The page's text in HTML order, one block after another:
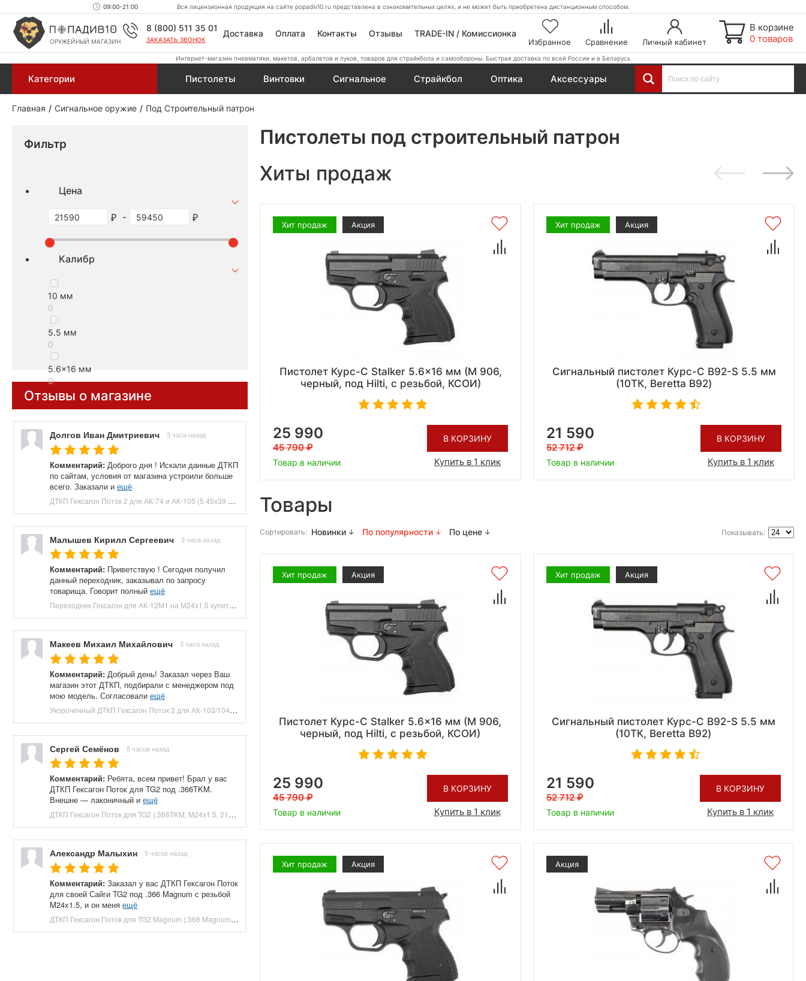
09:00-21:00 Вся лицензионная продукция на сайте popadiv10.ru представлена в ознакомительных целях, и не может быть приобретена дистанционным способом.
ОРУЖЕЙНЫЙ МАГАЗИН
8 (800) 511 35 01
ЗАКАЗАТЬ ЗВОНОК
Доставка Оплата Контакты Отзывы TRADE-IN / Комиссионка
Избранное Сравнение Личный кабинет
В корзине
0 товаров
Интернет-магазин пневматики, макетов, арбалетов и луков, товаров для страйкбола и самообороны. Быстрая доставка по всей России и в Беларусь
Категории Пистолеты Винтовки Сигнальное Страйкбол Оптика Аксессуары
Главная Сигнальное оружие Под Строительный патрон
Фильтр
Цена
-
Калибр
10 мм
0
5.5 мм
0
5.6x16 мм
0
Отзывы о магазине
Долгов Иван Дмитриевич 3 часа назад
Комментарий: Доброго дня ! Искали данные ДТКП
по сайтам, условия от магазина устроили больше
всего. Заказали и ещё
ДТКП Гексагон Поток 2 для АК-74 и АК-105 (5.45x39 мм, M24x1.5, 170 мм, 7 камер, банка, сталь) купить в Москве и СПБ, цена 9900 руб. Доставка по РФ!
Малышев Кирилл Сергеевич 3 часа назад
Комментарий: Приветствую ! Сегодня получил
данный переходник, заказывал по запросу
товарища. Говорит полный ещё
Переходник Гексагон для АК-12М1 на М24х1.5 купить в Москве и СПБ, цена 4900 руб. Доставка по РФ!
Макеев Михаил Михайлович 3 часа назад
Комментарий: Добрый день! Заказал через Ваш
магазин этот ДТКП, подбирали с менеджером под
мою модель. Согласовали ещё
Укороченный ДТКП Гексагон Поток 2 для АК-103/104 (M24x1.5, 7.62x39, 5 камер, сталь, 120 мм) купить в Москве и СПБ, цена 8800 руб. Доставка по РФ!
Сергей Семёнов 5 часов назад
Комментарий: Ребята, всем привет! Брал у вас
ДТКП Гексагон Поток для TG2 под .366TKM.
Внешне — лаконичный и ещё
ДТКП Гексагон Поток для TG2 (.366TKM, M24x1.5, 210 мм, банка) купить в Москве и СПБ, цена 23660 руб. Доставка по РФ!
Александр Малыхин 5 часов назад
Комментарий: Заказал у вас ДТКП Гексагон Поток
для своей Сайги TG2 под .366 Magnum с резьбой
M24x1.5, и он меня ещё
ДТКП Гексагон Поток для TG2 Magnum (.366 Magnum, M24x1.5, 230 мм, банка) купить в Москве и СПБ, цена 27040 руб. Доставка по РФ!
Пистолеты под строительный патрон
Хиты продаж
Хит продаж Акция
Пистолет Курс-С Stalker 5.6x16 мм (М 906,
черный, под Hilti, с резьбой, КСОИ)
25 990
45 790
Товар в наличии
В КОРЗИНУ
Купить в 1 клик
Хит продаж Акция
Сигнальный пистолет Курс-С B92-S 5.5 мм
(10ТК, Beretta B92)
21 590
52 712
Товар в наличии
В КОРЗИНУ
Купить в 1 клик
Товары
Сортировать: Новинки По популярности По цене Показывать:
Хит продаж Акция
Пистолет Курс-С Stalker 5.6x16 мм (М 906,
черный, под Hilti, с резьбой, КСОИ)
25 990
45 790
Товар в наличии
В КОРЗИНУ
Купить в 1 клик
Хит продаж Акция
Сигнальный пистолет Курс-С B92-S 5.5 мм
(10ТК, Beretta B92)
21 590
52 712
Товар в наличии
В КОРЗИНУ
Купить в 1 клик
Хит продаж Акция Акция